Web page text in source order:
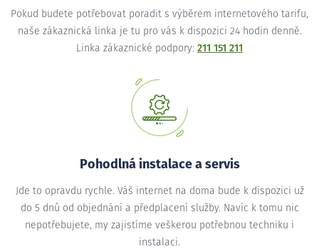
Pokud budete potřebovat poradit s výběrem internetového tarifu,
naše zákaznická linka je tu pro vás k dispozici 24 hodin denně.
Linka zákaznické podpory: 211 151 211
Pohodlná instalace a servis
Jde to opravdu rychle. Váš internet na doma bude k dispozici už
do 5 dnů od objednání a předplacení služby. Navíc k tomu nic
nepotřebujete, my zajistíme veškerou potřebnou techniku i
instalaci.